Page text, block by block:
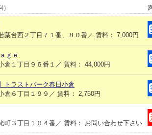
葉台西２丁目７１番、８０番／ 賃料： 7,000円
ｇｅ
倉１丁目９６番１／ 賃料： 44,000円
トラストパーク春日小倉
倉６丁目１９９／ 賃料： 2,750円
町３丁目１０４番／ 賃料： お問い合わせ下さい